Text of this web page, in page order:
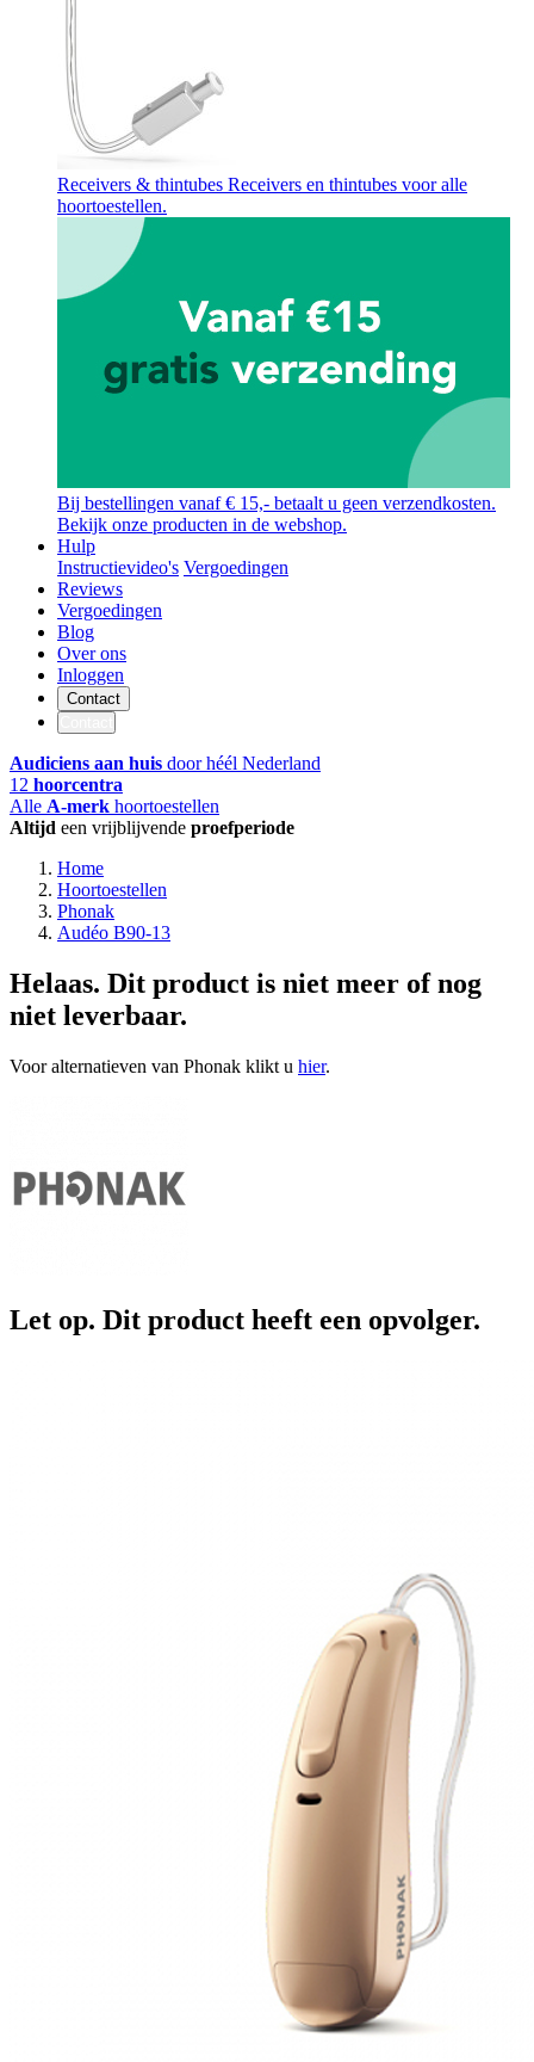
Receivers & thintubes Receivers en thintubes voor alle
hoortoestellen.
Bij bestellingen vanaf € 15,- betaalt u geen verzendkosten.
Bekijk onze producten in de webshop.
Hulp
Instructievideo's Vergoedingen
Reviews
Vergoedingen
Blog
Over ons
Inloggen
Contact
Audiciens aan huis door héél Nederland
12 hoorcentra
Alle A-merk hoortoestellen
Altijd een vrijblijvende proefperiode
Home
Hoortoestellen
Phonak
Audéo B90-13
Helaas. Dit product is niet meer of nog
niet leverbaar.
Voor alternatieven van Phonak klikt u hier.
Let op. Dit product heeft een opvolger.